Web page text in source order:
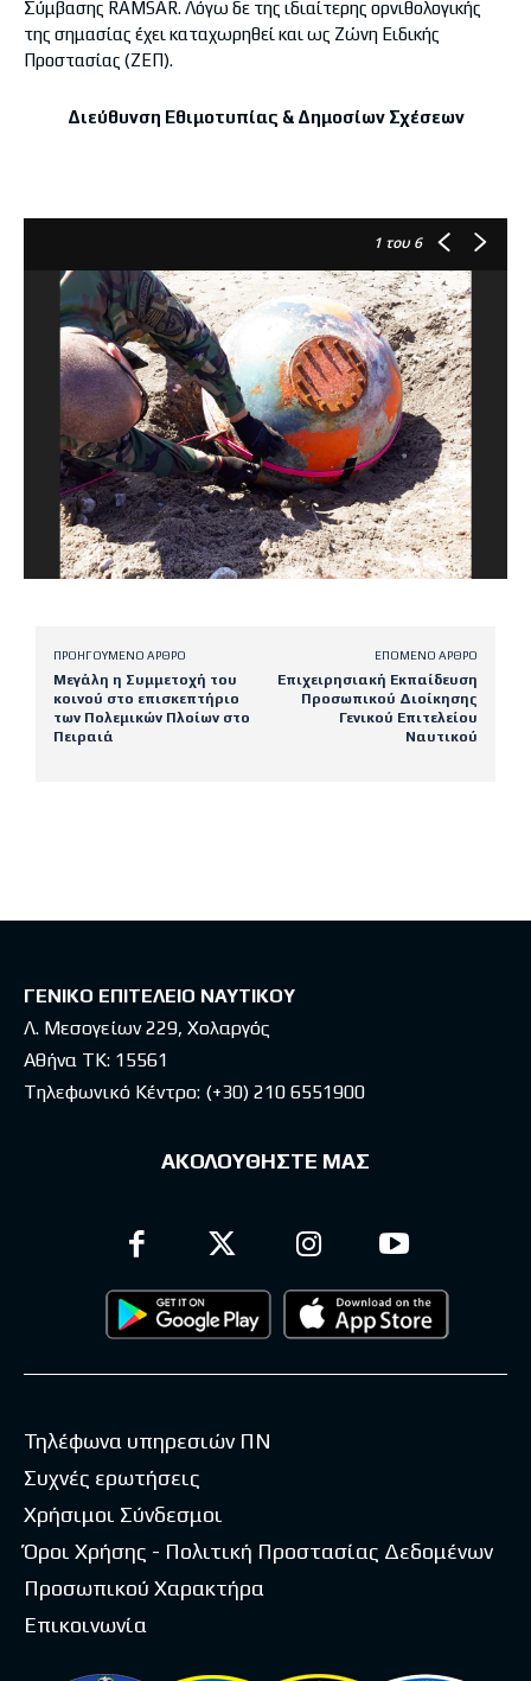
Σύμβασης RAMSAR. Λόγω δε της ιδιαίτερης ορνιθολογικής
της σημασίας έχει καταχωρηθεί και ως Ζώνη Ειδικής
Προστασίας (ΖΕΠ).
Διεύθυνση Εθιμοτυπίας & Δημοσίων Σχέσεων
1 του 6
ΠΡΟΗΓΟΎΜΕΝΟ ΆΡΘΡΟ
Μεγάλη η Συμμετοχή του
κοινού στο επισκεπτήριο
των Πολεμικών Πλοίων στο
Πειραιά
ΕΠΌΜΕΝΟ ΆΡΘΡΟ
Επιχειρησιακή Εκπαίδευση
Προσωπικού Διοίκησης
Γενικού Επιτελείου
Ναυτικού
ΓΕΝΙΚΟ ΕΠΙΤΕΛΕΙΟ ΝΑΥΤΙΚΟΥ
Λ. Μεσογείων 229, Χολαργός
Αθήνα ΤΚ: 15561
Τηλεφωνικό Κέντρο: (+30) 210 6551900
ΑΚΟΛΟΥΘΗΣΤΕ ΜΑΣ
Τηλέφωνα υπηρεσιών ΠΝ
Συχνές ερωτήσεις
Χρήσιμοι Σύνδεσμοι
Όροι Χρήσης - Πολιτική Προστασίας Δεδομένων
Προσωπικού Χαρακτήρα
Επικοινωνία